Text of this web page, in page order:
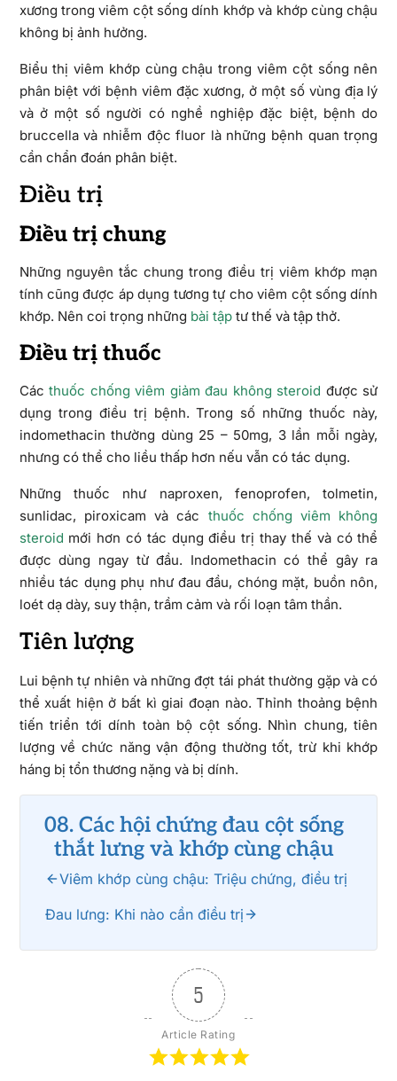
xương trong viêm cột sống dính khớp và khớp cùng chậu
không bị ảnh hưởng.
Biểu thị viêm khớp cùng chậu trong viêm cột sống nên
phân biệt với bệnh viêm đặc xương, ở một số vùng địa lý
và ở một số người có nghề nghiệp đặc biệt, bệnh do
bruccella và nhiễm độc fluor là những bệnh quan trọng
cần chẩn đoán phân biệt.
Điều trị
Điều trị chung
Những nguyên tắc chung trong điều trị viêm khớp mạn
tính cũng được áp dụng tương tự cho viêm cột sống dính
khớp. Nên coi trọng những bài tậptư thế và tập thở.
Điều trị thuốc
Cácthuốc chống viêm giảm đau không steroid được sử
dụng trong điều trị bệnh. Trong số những thuốc này,
indomethacin thường dùng 25 – 50mg, 3 lần mỗi ngày,
nhưng có thể cho liều thấp hơn nếu vẫn có tác dụng.
Những thuốc như naproxen, fenoprofen, tolmetin,
sunlidac, piroxicam và các thuốc chống viêm không
steroid mới hơn có tác dụng điều trị thay thế và có thể
được dùng ngay từ đầu. Indomethacin có thể gây ra
nhiều tác dụng phụ như đau đầu, chóng mặt, buồn nôn,
loét dạ dày, suy thận, trầm cảm và rối loạn tâm thần.
Tiên lượng
Lui bệnh tự nhiên và những đợt tái phát thường gặp và có
thể xuất hiện ở bất kì giai đoạn nào. Thỉnh thoảng bệnh
tiến triển tới dính toàn bộ cột sống. Nhìn chung, tiên
lượng về chức năng vận động thường tốt, trừ khi khớp
háng bị tổn thương nặng và bị dính.
08. Các hội chứng đau cột sống
thắt lưng và khớp cùng chậu
Viêm khớp cùng chậu: Triệu chứng, điều trị
Đau lưng: Khi nào cần điều trị
5
Article Rating